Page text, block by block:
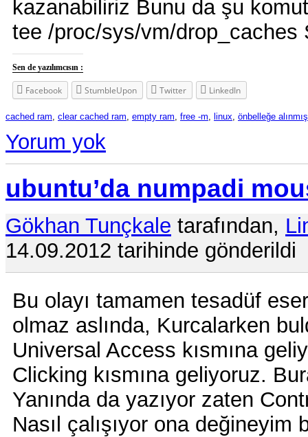
kazanabiliriz Bunu da şu
tee /proc/sys/vm/
Sen de yazılımcısın :
Facebook StumbleUpon Twitter LinkedIn
cached ram clear cached ram empty ram free -m linux önbelleğe
Yorum yok
ubuntu’da numpadi
Gökhan Tunçkale tarafından,
14.09.2012 tarihinde gönderildi
Bu olayı tamamen tesadüf
olmaz aslında, Kurcalarken
Universal Access kısmına
Clicking kısmına geliyoruz.
Yanında da yazıyor zaten
Nasıl çalışıyor ona